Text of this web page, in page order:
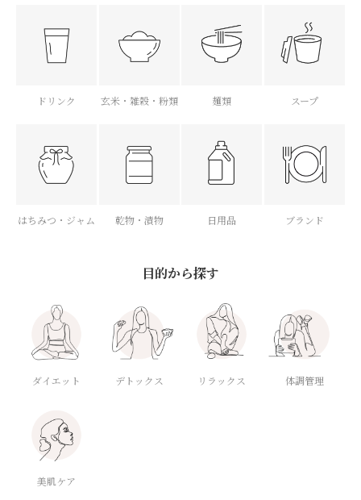
ドリンク 玄米・雑穀・粉類 麺類 スープ
はちみつ・ジャム 乾物・漬物 日用品 ブランド
目的から探す
ダイエット デトックス リラックス 体調管理
美肌ケア